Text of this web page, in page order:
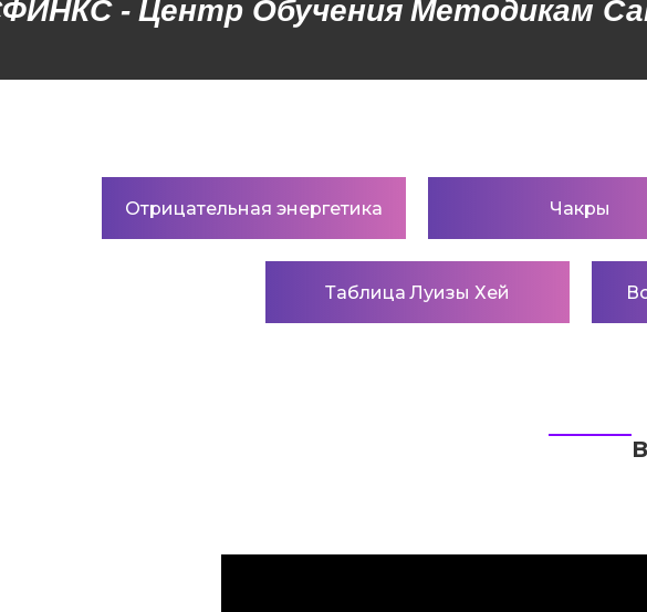
- Центр Обучения Методикам
Отрицательная энергетика Чакры
Таблица Луизы Хей